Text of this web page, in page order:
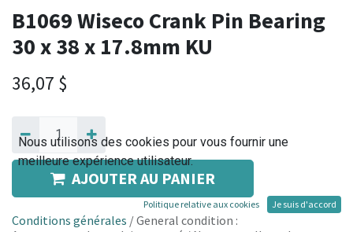
B1069 Wiseco Crank Pin Bearing
30 x 38 x 17.8mm KU
36,07 $
AJOUTER AU PANIER
Conditions générales / General condition :
Nous utilisons des cookies pour vous fournir une
meilleure expérience utilisateur.
Politique relative aux cookies Je suis d'accord